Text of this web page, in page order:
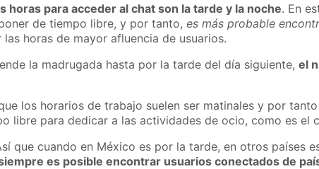
horas para acceder al chat son la tarde y la noche. En
de tiempo libre, y por tanto,es más probable
horas de mayor afluencia de usuarios.
la madrugada hasta por la tarde del día siguiente,el
los horarios de trabajo suelen ser matinales y por
libre para dedicar a las actividades de ocio, como es el
que cuando en México es por la tarde, en otros países
es posible encontrar usuarios conectados de